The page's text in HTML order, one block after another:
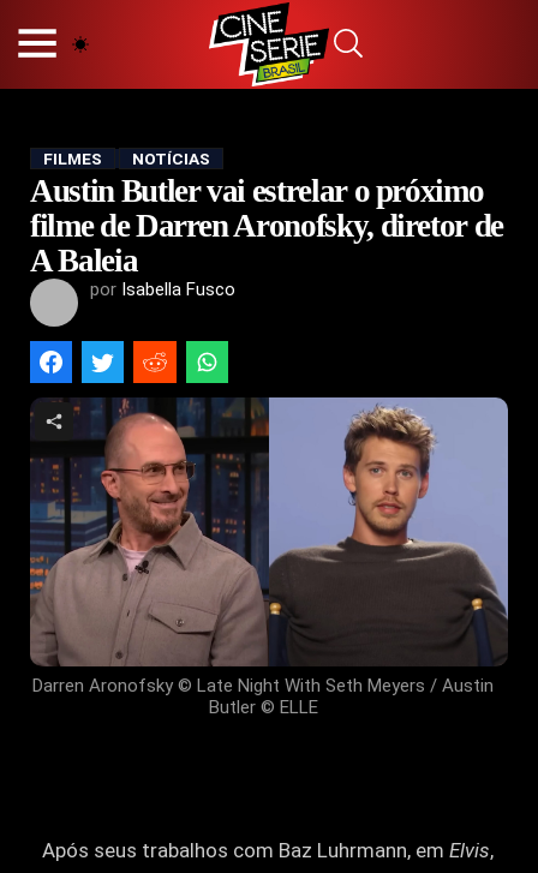
POLÍTICA DE PRIVACIDADE
TERMOS E CONDIÇÕES
CONTATO
Hot
Popular
Tendência
Filmes
Séries
Novelas
FILMES NOTÍCIAS
Austin Butler vai estrelar o próximo
filme de Darren Aronofsky, diretor de
A Baleia
por Isabella Fusco
Darren Aronofsky © Late Night With Seth Meyers / Austin
Butler © ELLE
Após seus trabalhos com Baz Luhrmann, em Elvis,